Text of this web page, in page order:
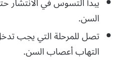
السن.
تصل للمرحلة التي يجب
التهاب أعصاب السن.